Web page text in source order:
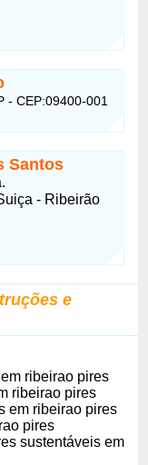
- CEP:09400-001
Santos
- Ribeirão
e
ribeirao pires
ribeirao pires
em ribeirao pires
pires
sustentáveis em